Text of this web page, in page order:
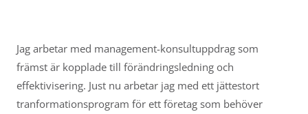
Jag arbetar med management-konsultuppdrag som
främst är kopplade till förändringsledning och
effektivisering. Just nu arbetar jag med ett jättestort
tranformationsprogram för ett företag som behöver